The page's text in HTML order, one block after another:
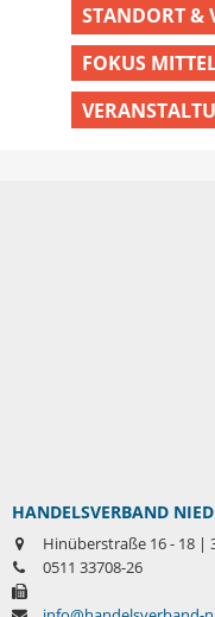
STANDORT &
FOKUS
HANDELSVERBAND
Hinüberstraße 16 - 18 |
0511 33708-26